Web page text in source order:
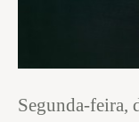
Segunda-feira,